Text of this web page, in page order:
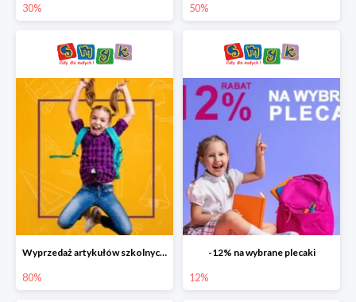
30% 50%
Wyprzedaż artykułów szkolnych w Smyku do -80%
80%
-12% na wybrane plecaki
12%